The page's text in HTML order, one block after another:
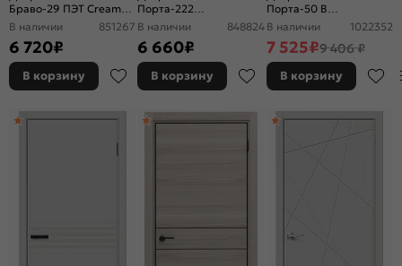
Браво-29 ПЭТ Cream
Silk, остекленная,
царговая
В наличии 851267
6 720₽
В корзину
Порта-222
Полипропилен, Arctic
царговая
В наличии 848824
6 660₽
В корзину
Порта-50 B
Полипропилен, Nardo
щитовая
В наличии 1022352
7 525₽9 406 ₽
В корзину